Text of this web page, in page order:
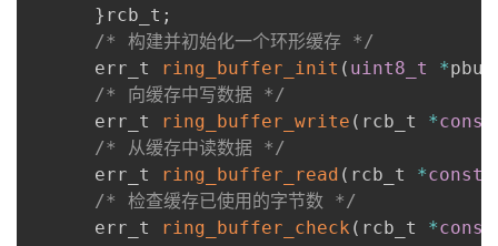
} rcb_t ;
/* 构建并初始化一个环形缓存 */
      err_t
ring_buffer_init ( uint8_t *
/* 向缓存中写数据 */
      err_t
ring_buffer_write ( rcb_t *const
/* 从缓存中读数据 */
      err_t
ring_buffer_read ( rcb_t *const
/* 检查缓存已使用的字节数 */
      err_t
ring_buffer_check ( rcb_t *const